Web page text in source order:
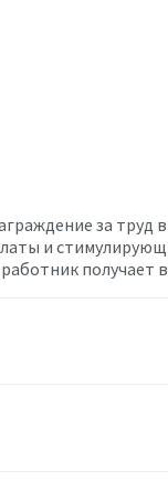
за труд
и
получает